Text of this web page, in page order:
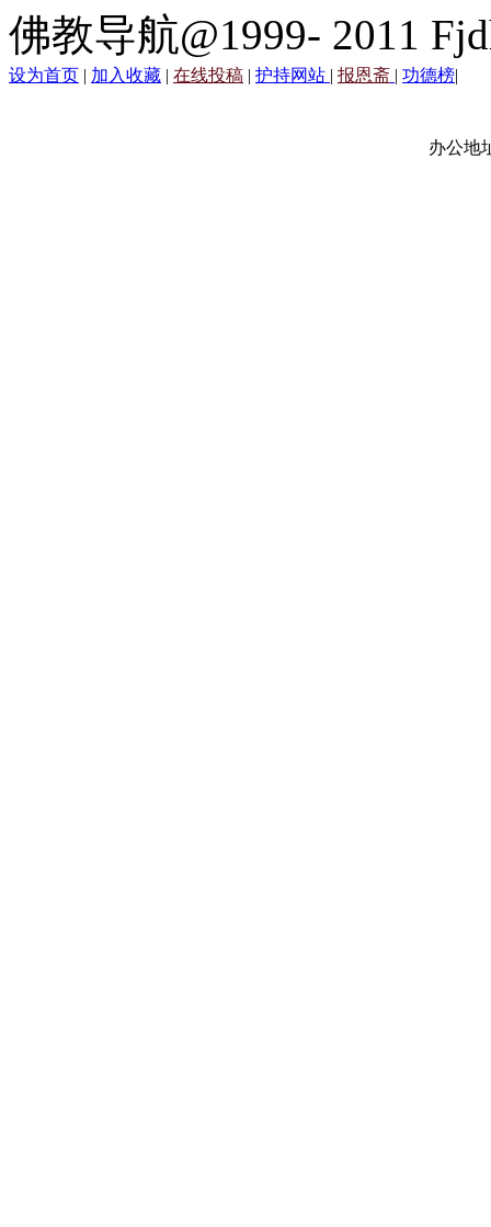
佛教导航@1999- 2011
设为首页 | 加入收藏 | 在线投稿 | 护持网站 | 报恩斋 | 功德榜|
办公地